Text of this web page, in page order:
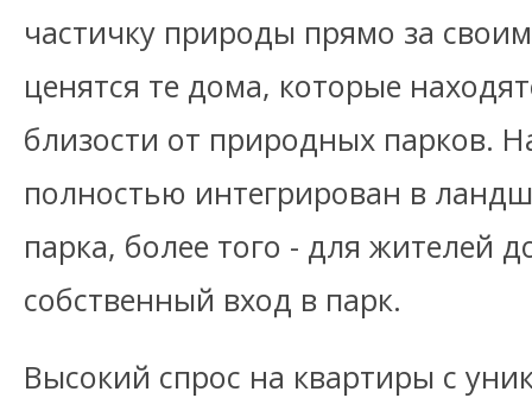
частичку природы прямо за
ценятся те дома, которые
близости от природных парков.
полностью интегрирован в
парка, более того - для жителей
собственный вход в парк.
Высокий спрос на квартиры с